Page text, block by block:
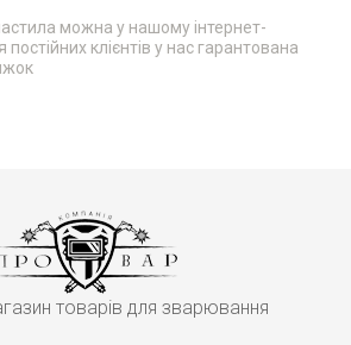
можна у нашому інтернет-
клієнтів у нас гарантована
товарів для зварювання